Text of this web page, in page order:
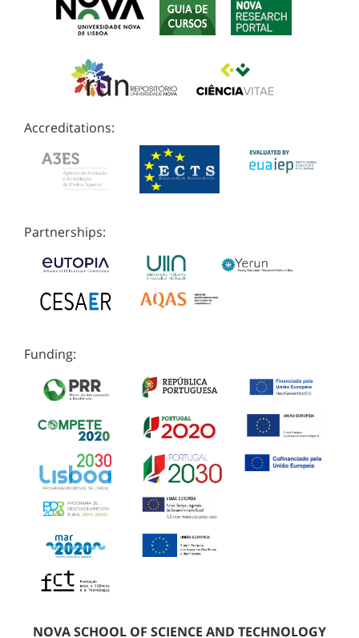
Accreditations:
Partnerships:
Funding:
NOVA SCHOOL OF SCIENCE AND TECHNOLOGY